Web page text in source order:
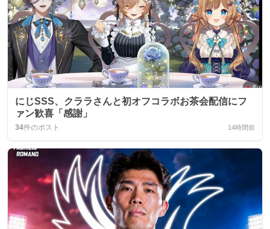
にじSSS、クララさんと初オフコラボお茶会配信にフ
ァン歓喜「感謝」
34件のポスト 14時間前